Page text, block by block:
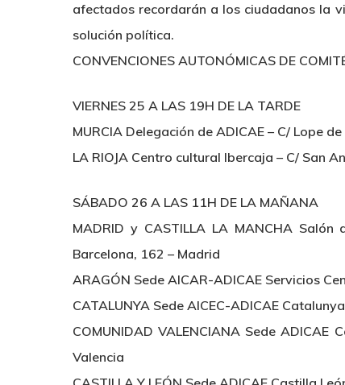
afectados recordarán a los ciudadanos la
solución política.
CONVENCIONES AUTONÓMICAS DE
VIERNES 25 A LAS 19H DE LA TARDE
MURCIA Delegación de ADICAE – C/ Lope
LA RIOJA Centro cultural Ibercaja – C/ San
SÁBADO 26 A LAS 11H DE LA MAÑANA
MADRID y CASTILLA LA MANCHA
Barcelona, 162 – Madrid
ARAGÓN Sede AICAR-ADICAE Servicios
CATALUNYA Sede AICEC-ADICAE
COMUNIDAD VALENCIANA Sede
Valencia